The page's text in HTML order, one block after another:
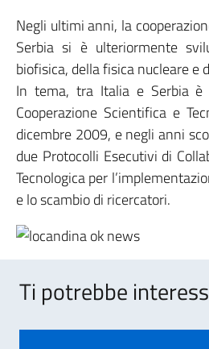
Negli ultimi anni, la
Serbia si è ulteriormente
biofisica, della fisica nucleare e
In tema, tra Italia e Serbia è
Cooperazione Scientifica e
dicembre 2009, e negli anni
due Protocolli Esecutivi di
Tecnologica per
e lo scambio di ricercatori.
Ti potrebbe